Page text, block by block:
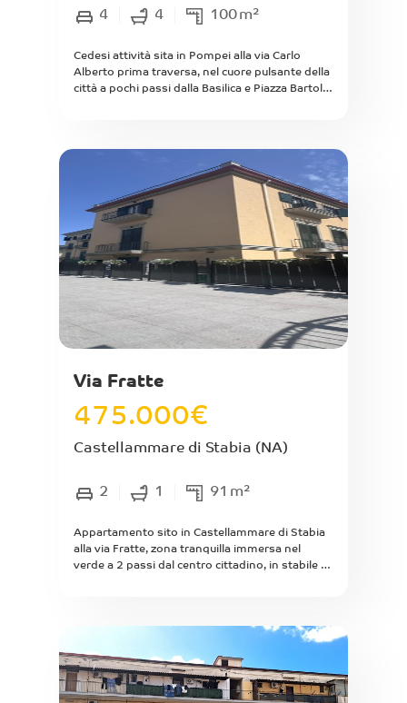
4 4 100m²
Cedesi attività sita in Pompei alla via Carlo
Alberto prima traversa, nel cuore pulsante della
città a pochi passi dalla Basilica e Piazza Bartolo
secondo piano composta da zona recption
all'ingresso con angolo cottura per gli ospiti a
scomparsa, 4 camere da letto divise in 2
matrimoniali, 1 tripla, 1 quadrupla, le camere
sono climatizzate e completamente
accessiorate di ogni confort per gli ospiti,
inoltre le camere sono in possesso di terrazzini
a livello attrezzati, possibilità di posto auto
coperto o scoperto in area condominiale.
Fatturato dimostrabile e autorizazzioni
comunali. Canone di locazione pari ad euro
9.600,00 annui. Ovviamente non vengono
Via Fratte
475.000€
Castellammare di Stabia (NA)
2 1 91 m²
Appartamento sito in Castellammare di Stabia
alla via Fratte, zona tranquilla immersa nel
verde a 2 passi dal centro cittadino, in stabile di
doppio balcone con affaccio panoramico,
bagno al servizio della zona giorno, camera da
letto con bagno in camera, seconda camera con
balcone panoramico e annesso box posto
piano interrato con accesso diretto da